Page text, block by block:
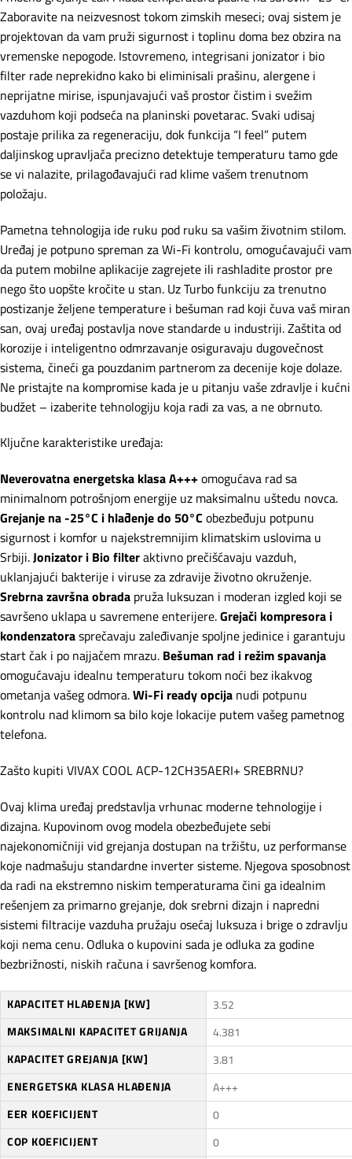
Zaboravite na neizvesnost tokom zimskih meseci; ovaj sistem je
projektovan da vam pruži sigurnost i toplinu doma bez obzira na
vremenske nepogode. Istovremeno, integrisani jonizator i bio
filter rade neprekidno kako bi eliminisali prašinu, alergene i
neprijatne mirise, ispunjavajući vaš prostor čistim i svežim
vazduhom koji podseća na planinski povetarac. Svaki udisaj
postaje prilika za regeneraciju, dok funkcija “I feel” putem
daljinskog upravljača precizno detektuje temperaturu tamo gde
se vi nalazite, prilagođavajući rad klime vašem trenutnom
položaju.
Pametna tehnologija ide ruku pod ruku sa vašim životnim stilom.
Uređaj je potpuno spreman za Wi-Fi kontrolu, omogućavajući vam
da putem mobilne aplikacije zagrejete ili rashladite prostor pre
nego što uopšte kročite u stan. Uz Turbo funkciju za trenutno
postizanje željene temperature i bešuman rad koji čuva vaš miran
san, ovaj uređaj postavlja nove standarde u industriji. Zaštita od
korozije i inteligentno odmrzavanje osiguravaju dugovečnost
sistema, čineći ga pouzdanim partnerom za decenije koje dolaze.
Ne pristajte na kompromise kada je u pitanju vaše zdravlje i kućni
budžet – izaberite tehnologiju koja radi za vas, a ne obrnuto.
Ključne karakteristike uređaja:
Neverovatna energetska klasa A+++omogućava rad sa
minimalnom potrošnjom energije uz maksimalnu uštedu novca.
Grejanje na -25°C i hlađenje do 50°C obezbeđuju potpunu
sigurnost i komfor u najekstremnijim klimatskim uslovima u
Srbiji.Jonizator i Bio filteraktivno prečišćavaju vazduh,
uklanjajući bakterije i viruse za zdravije životno okruženje.
Srebrna završna obrada pruža luksuzan i moderan izgled koji se
savršeno uklapa u savremene enterijere.Grejači kompresora i
kondenzatorasprečavaju zaleđivanje spoljne jedinice i garantuju
start čak i po najjačem mrazu. Bešuman rad i režim spavanja
omogućavaju idealnu temperaturu tokom noći bez ikakvog
ometanja vašeg odmora.Wi-Fi ready opcija nudi potpunu
kontrolu nad klimom sa bilo koje lokacije putem vašeg pametnog
telefona.
Zašto kupiti VIVAX COOL ACP-12CH35AERI+ SREBRNU?
Ovaj klima uređaj predstavlja vrhunac moderne tehnologije i
dizajna. Kupovinom ovog modela obezbeđujete sebi
najekonomičniji vid grejanja dostupan na tržištu, uz performanse
koje nadmašuju standardne inverter sisteme. Njegova sposobnost
da radi na ekstremno niskim temperaturama čini ga idealnim
rešenjem za primarno grejanje, dok srebrni dizajn i napredni
sistemi filtracije vazduha pružaju osećaj luksuza i brige o zdravlju
koji nema cenu. Odluka o kupovini sada je odluka za godine
bezbrižnosti, niskih računa i savršenog komfora.
KAPACITET HLAĐENJA [KW]
3.52
MAKSIMALNI KAPACITET GRIJANJA
4.381
KAPACITET GREJANJA [KW]
3.81
ENERGETSKA KLASA HLAĐENJA
A+++
EER KOEFICIJENT
0
COP KOEFICIJENT
0